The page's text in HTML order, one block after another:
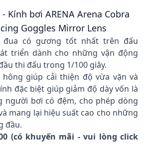
Kính bơi ARENA Arena Cobra
Goggles Mirror Lens
có gương tốt nhất trên đấu
triển dành cho những vận động
thi đấu trong 1/100 giây.
hông giúp cải thiện độ vừa vặn và
đặc biệt giúp giảm độ dày vốn là
người bơi có đệm, cho phép dòng
mang lại hiệu suất cao cho những
đầu.
(có khuyến mãi - vui lòng click